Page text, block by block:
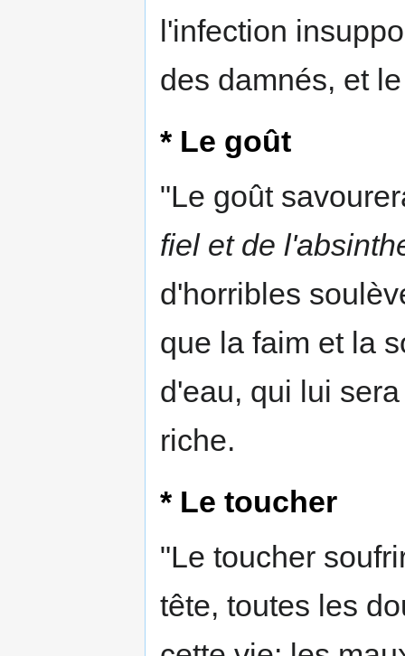
l'infection
des damnés, et
* Le goût
"Le goût
fiel et de
d'horribles
que la faim et la
d'eau, qui lui
riche.
* Le toucher
"Le toucher
tête, toutes les